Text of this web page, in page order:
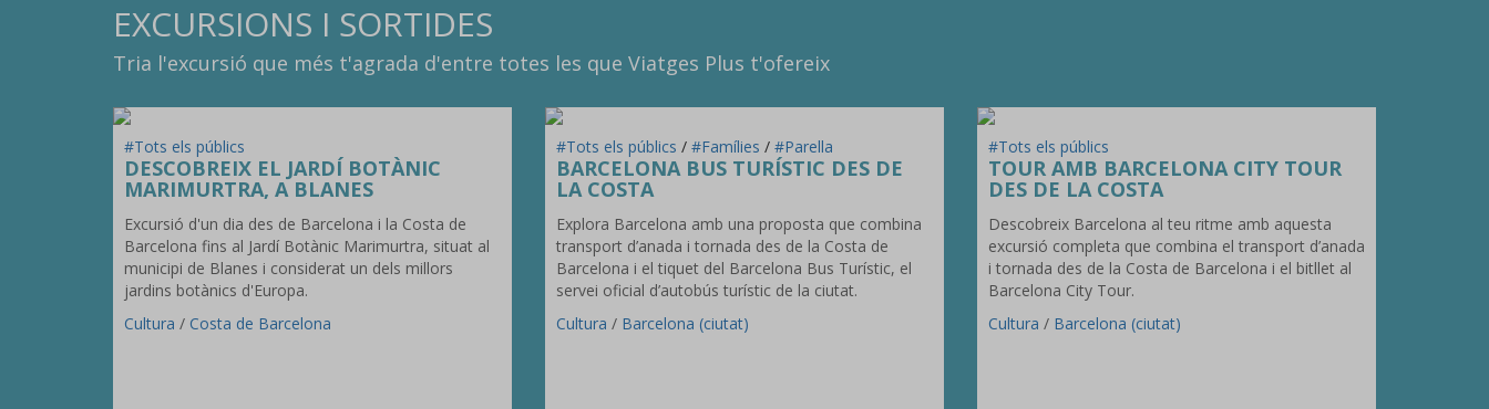
EXCURSIONS I SORTIDES
Tria l'excursió que més t'agrada d'entre totes les que Viatges Plus t'ofereix
#Tots els públics
DESCOBREIX EL JARDÍ BOTÀNIC
MARIMURTRA, A BLANES
Excursió d'un dia des de Barcelona i la Costa de
Barcelona fins al Jardí Botànic Marimurtra, situat al
municipi de Blanes i considerat un dels millors
jardins botànics d'Europa.
Cultura / Costa de Barcelona
#Tots els públics / #Famílies / #Parella
BARCELONA BUS TURÍSTIC DES DE
LA COSTA
Explora Barcelona amb una proposta que combina
transport d’anada i tornada des de la Costa de
Barcelona i el tiquet del Barcelona Bus Turístic, el
servei oficial d’autobús turístic de la ciutat.
Cultura / Barcelona (ciutat)
#Tots els públics
TOUR AMB BARCELONA CITY TOUR
DES DE LA COSTA
Descobreix Barcelona al teu ritme amb aquesta
excursió completa que combina el transport d’anada
i tornada des de la Costa de Barcelona i el bitllet al
Barcelona City Tour.
Cultura / Barcelona (ciutat)